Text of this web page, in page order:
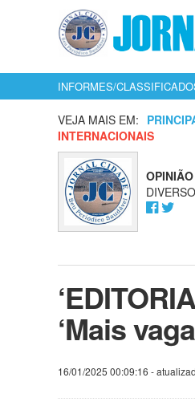
INFORMES/
VEJA MAIS EM:
INTERNACIONAIS
OPINIÃO
‘Mais
16/01/2025 00:09:16 -